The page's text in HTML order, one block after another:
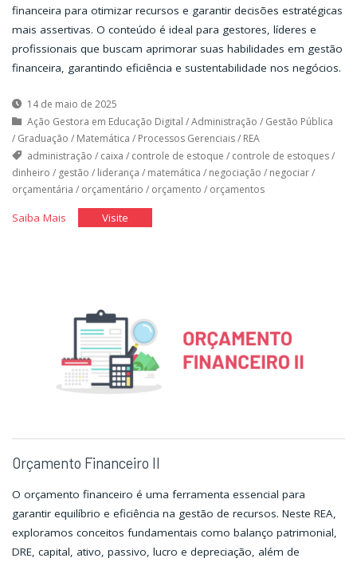
financeira para otimizar recursos e garantir decisões estratégicas
mais assertivas. O conteúdo é ideal para gestores, líderes e
profissionais que buscam aprimorar suas habilidades em gestão
financeira, garantindo eficiência e sustentabilidade nos negócios.
14 de maio de 2025
Ação Gestora em Educação Digital /Administração / Gestão Pública
/ Graduação / Matemática / Processos Gerenciais/ REA
administração / caixa / controle de estoque / controle de estoques/
dinheiro / gestão / liderança / matemática / negociação / negociar/
orçamentária / orçamentário / orçamento / orçamentos
Saiba Mais"GestãoVisite"Gestão
Orçamento Financeiro II
O orçamento financeiro é uma ferramenta essencial para
garantir equilíbrio e eficiência na gestão de recursos. Neste REA,
exploramos conceitos fundamentais como balanço patrimonial,
DRE, capital, ativo, passivo, lucro e depreciação, além de